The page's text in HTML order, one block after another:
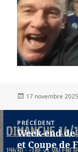
Publié
17 novembre 2025
de
l’article
PRÉCÉDENT
Article
précédent :
Week-end
et Coupe de